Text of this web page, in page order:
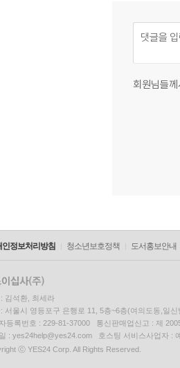
회원님들
인정보처리방침 청소년보호정책 도서홍보안내
김석환, 최세라
서울시 영등포구 은행로 11, 5층~6층(여의도동,일신
등록번호 : 229-81-37000 통신판매업신고 : 제
: yes24help@yes24.com 호스팅 서비스사업자 :
ⓒ YES24 Corp. All Rights Reserved.